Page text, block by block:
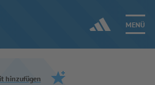
MENÜ
Jetzt einloggen
hinzufügen